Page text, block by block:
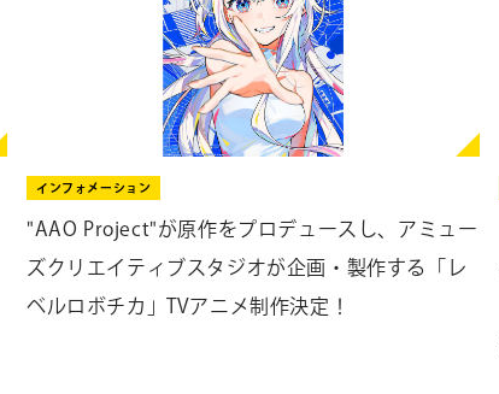
インフォメーション
"AAO Project"が原作をプロデュースし、アミュー
ズクリエイティブスタジオが企画・製作する「レ
ベルロボチカ」TVアニメ制作決定！